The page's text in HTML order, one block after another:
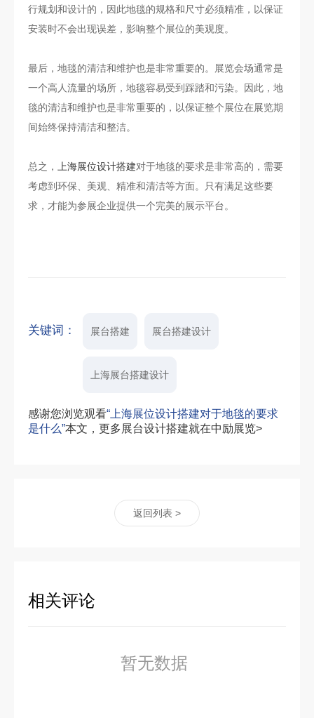
行规划和设计的，因此地毯的规格和尺寸必须精准，以保证
安装时不会出现误差，影响整个展位的美观度。
最后，地毯的清洁和维护也是非常重要的。展览会场通常是
一个高人流量的场所，地毯容易受到踩踏和污染。因此，地
毯的清洁和维护也是非常重要的，以保证整个展位在展览期
间始终保持清洁和整洁。
总之， 上海展位设计搭建对于地毯的要求是非常高的，需要
考虑到环保、美观、精准和清洁等方面。只有满足这些要
求，才能为参展企业提供一个完美的展示平台。
关键词： 展台搭建 展台搭建设计
上海展台搭建设计
感谢您浏览观看“上海展位设计搭建对于地毯的要求
是什么”本文，更多展台设计搭建就在中励展览>
返回列表 >
相关评论
暂无数据